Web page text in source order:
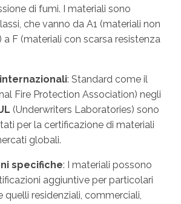
di fumi. I materiali sono
che vanno da A1 (materiali non
F (materiali con scarsa resistenza
: Standard come il
Fire Protection Association) negli
(Underwriters Laboratories) sono
per la certificazione di materiali
globali.
specifiche: I materiali possono
aggiuntive per particolari
quelli residenziali, commerciali,